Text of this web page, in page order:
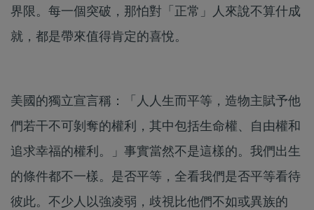
界限。每一個突破，那怕對「正常」人來說不算什成
就，都是帶來值得肯定的喜悅。
美國的獨立宣言稱：「人人生而平等，造物主賦予他
們若干不可剝奪的權利，其中包括生命權、自由權和
追求幸福的權利。」事實當然不是這樣的。我們出生
的條件都不一樣。是否平等，全看我們是否平等看待
彼此。不少人以強凌弱，歧視比他們不如或異族的